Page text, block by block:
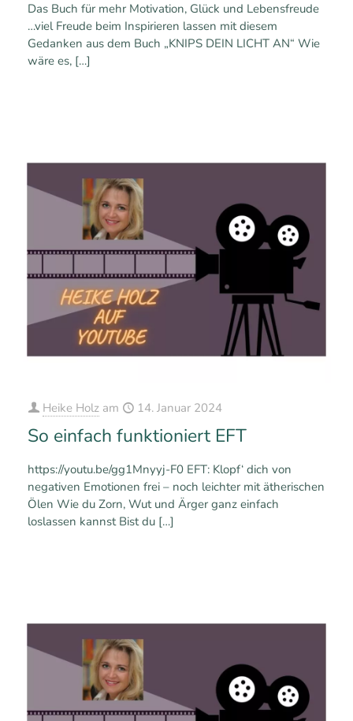
Das Buch für mehr Motivation, Glück und Lebensfreude
…viel Freude beim Inspirieren lassen mit diesem
Gedanken aus dem Buch „KNIPS DEIN LICHT AN“ Wie
wäre es, […]
Heike Holz am 14. Januar 2024
So einfach funktioniert EFT
https://youtu.be/gg1Mnyyj-F0 EFT: Klopf‘ dich von
negativen Emotionen frei – noch leichter mit ätherischen
Ölen Wie du Zorn, Wut und Ärger ganz einfach
loslassen kannst Bist du […]